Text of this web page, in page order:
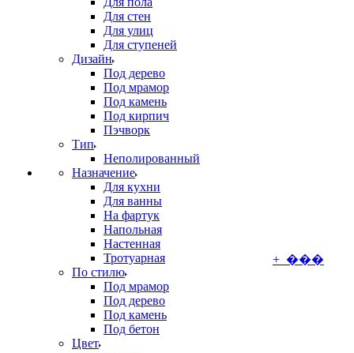
Для стен
Для улиц
Для ступеней
Дизайн
Под дерево
Под мрамор
Под камень
Под кирпич
Пэчворк
Тип
Неполированный
Назначение
Для кухни
Для ванны
На фартук
Напольная
Настенная
Тротуарная
По стилю
Под мрамор
Под дерево
Под камень
Под бетон
Цвет
+ ���